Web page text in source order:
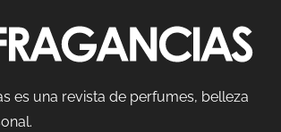
es una revista de perfumes, belleza